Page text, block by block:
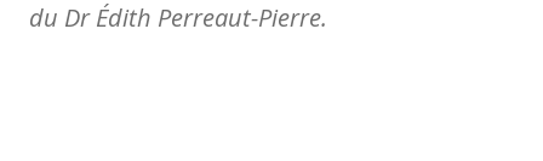
du Dr Édith Perreaut-Pierre.